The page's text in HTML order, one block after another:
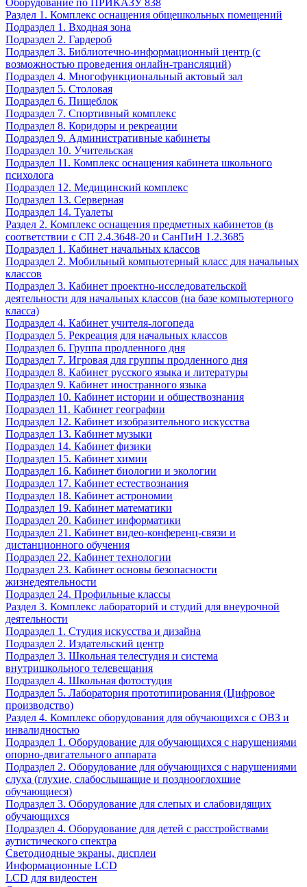
Оборудование по ПРИКАЗУ 838
Раздел 1. Комплекс оснащения общешкольных помещений
Подраздел 1. Входная зона
Подраздел 2. Гардероб
Подраздел 3. Библиотечно-информационный центр (с
возможностью проведения онлайн-трансляций)
Подраздел 4. Многофункциональный актовый зал
Подраздел 5. Столовая
Подраздел 6. Пищеблок
Подраздел 7. Спортивный комплекс
Подраздел 8. Коридоры и рекреации
Подраздел 9. Административные кабинеты
Подраздел 10. Учительская
Подраздел 11. Комплекс оснащения кабинета школьного
психолога
Подраздел 12. Медицинский комплекс
Подраздел 13. Серверная
Подраздел 14. Туалеты
Раздел 2. Комплекс оснащения предметных кабинетов (в
соответствии с СП 2.4.3648-20 и СанПиН 1.2.3685
Подраздел 1. Кабинет начальных классов
Подраздел 2. Мобильный компьютерный класс для начальных
классов
Подраздел 3. Кабинет проектно-исследовательской
деятельности для начальных классов (на базе компьютерного
класса)
Подраздел 4. Кабинет учителя-логопеда
Подраздел 5. Рекреация для начальных классов
Подраздел 6. Группа продленного дня
Подраздел 7. Игровая для группы продленного дня
Подраздел 8. Кабинет русского языка и литературы
Подраздел 9. Кабинет иностранного языка
Подраздел 10. Кабинет истории и обществознания
Подраздел 11. Кабинет географии
Подраздел 12. Кабинет изобразительного искусства
Подраздел 13. Кабинет музыки
Подраздел 14. Кабинет физики
Подраздел 15. Кабинет химии
Подраздел 16. Кабинет биологии и экологии
Подраздел 17. Кабинет естествознания
Подраздел 18. Кабинет астрономии
Подраздел 19. Кабинет математики
Подраздел 20. Кабинет информатики
Подраздел 21. Кабинет видео-конференц-связи и
дистанционного обучения
Подраздел 22. Кабинет технологии
Подраздел 23. Кабинет основы безопасности
жизнедеятельности
Подраздел 24. Профильные классы
Раздел 3. Комплекс лабораторий и студий для внеурочной
деятельности
Подраздел 1. Студия искусства и дизайна
Подраздел 2. Издательский центр
Подраздел 3. Школьная телестудия и система
внутришкольного телевещания
Подраздел 4. Школьная фотостудия
Подраздел 5. Лаборатория прототипирования (Цифровое
производство)
Раздел 4. Комплекс оборудования для обучающихся с ОВЗ и
инвалидностью
Подраздел 1. Оборудование для обучающихся с нарушениями
опорно-двигательного аппарата
Подраздел 2. Оборудование для обучающихся с нарушениями
слуха (глухие, слабослышащие и позднооглохшие
обучающиеся)
Подраздел 3. Оборудование для слепых и слабовидящих
обучающихся
Подраздел 4. Оборудование для детей с расстройствами
аутистического спектра
Светодиодные экраны, дисплеи
Информационные LCD
LCD для видеостен